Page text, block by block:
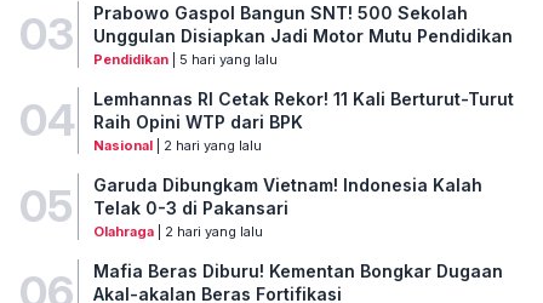
03
Prabowo Gaspol Bangun SNT! 500 Sekolah
Unggulan Disiapkan Jadi Motor Mutu Pendidikan
Pendidikan| 5 hari yang lalu
04
Lemhannas RI Cetak Rekor! 11 Kali Berturut-Turut
Raih Opini WTP dari BPK
Nasional| 2 hari yang lalu
05
Garuda Dibungkam Vietnam! Indonesia Kalah
Telak 0-3 di Pakansari
Olahraga| 2 hari yang lalu
Mafia Beras Diburu! Kementan Bongkar Dugaan
Akal-akalan Beras Fortifikasi